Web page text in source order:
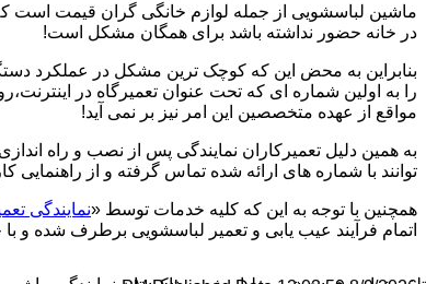
ماشین لباسشویی از جمله لوازم خانگی گران قیمت است که
در خانه حضور نداشته باشد برای همگان مشکل است!
بنابراین به محض این که کوچک ترین مشکل در عملکرد
را به اولین شماره ای که تحت عنوان تعمیرگاه در
مواقع از عهده متخصصین این امر نیز بر نمی آید!
به همین دلیل تعمیرکاران نمایندگی پس از نصب و راه
توانند با شماره های ارائه شده تماس گرفته و از
همچنین با توجه به این که کلیه خدمات توسط «نمایندگی
اتمام فرآیند عیب یابی و تعمیر لباسشویی برطرف شده و با